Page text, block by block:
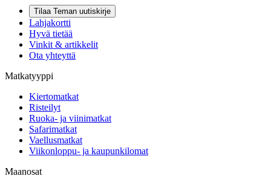
Tilaa Teman uutiskirje
Lahjakortti
Hyvä tietää
Vinkit & artikkelit
Ota yhteyttä
Matkatyyppi
Kiertomatkat
Risteilyt
Ruoka- ja viinimatkat
Safarimatkat
Vaellusmatkat
Viikonloppu- ja kaupunkilomat
Maanosat